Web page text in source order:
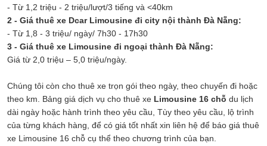
- Từ 1,2 triệu - 2 triệu/lượt/3 tiếng và <40km
2 - Giá thuê xe Dcar Limousine đi city nội thành Đà Nẵng:
- Từ 1,8 - 3 triệu/ ngày/ 7h30 - 17h30
3 - Giá thuê xe Limousine đi ngoại thành Đà Nẵng:
Giá từ 2,0 triệu – 5,0 triệu/ngày.
Chúng tôi còn cho thuê xe trọn gói theo ngày, theo chuyến đi hoặc
theo km. Bảng giá dịch vụ cho thuê xe Limousine 16 chỗ du lịch
dài ngày hoặc hành trình theo yêu cầu, Tùy theo yêu cầu, lộ trình
của từng khách hàng, để có giá tốt nhất xin liên hệ để báo giá thuê
xe Limousine 16 chỗ cụ thể theo chương trình của bạn.